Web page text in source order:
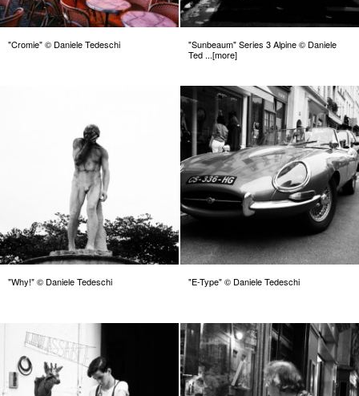
"Cromie" © Daniele Tedeschi
"Sunbeaum" Series 3 Alpine © Daniele
Ted ...[more]
"Why!" © Daniele Tedeschi "E-Type" © Daniele Tedeschi